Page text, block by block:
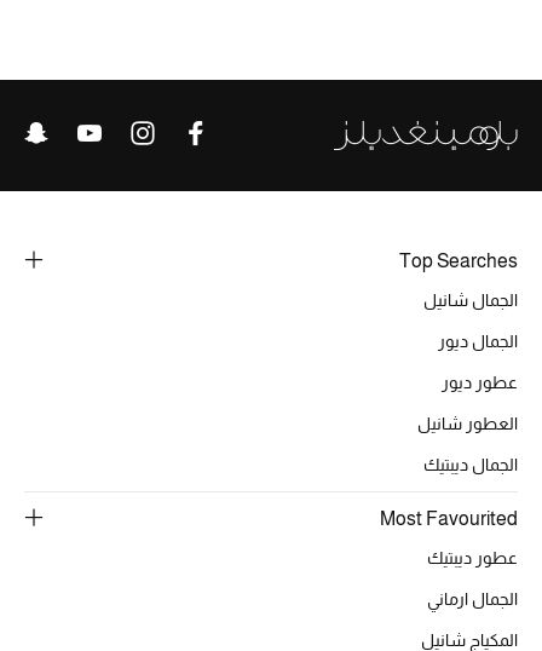
أبرز المصممين
أبرز الحقائب
تسوقوا الحقائب
الموسم الجديد
تشكيلة الأحذية
الأحذية الرجالية
Top Searches
الجمال شانيل
الجمال ديور
عطور ديور
العطور شانيل
الجمال ديبتيك
Most Favourited
عطور ديبتيك
الجمال ارماني
المكياج شانيل